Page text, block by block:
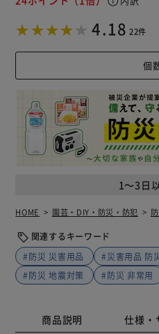
4.18 22件
1～3日
HOME 園芸・DIY・防災・防犯
関連するキーワード
#防災 災害用品
#災害用品 防
#防災 地震対策
#防災 非常用
商品説明 仕様・